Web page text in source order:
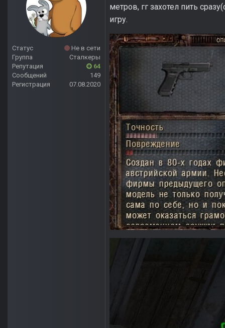
Статус
Не в сети
Группа
Сталкеры
Репутация
64
Сообщений
149
Регистрация
07.08.2020
метров, гг захотел пить
игру.